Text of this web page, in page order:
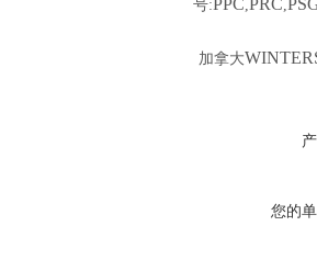
号:PPC,PRC,
加拿大
您的